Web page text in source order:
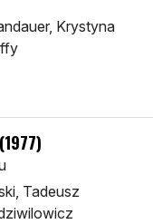
Krystyna
Tadeusz